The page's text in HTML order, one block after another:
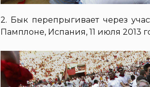
2. Бык перепрыгивает через
Памплоне, Испания, 11 июля 2013